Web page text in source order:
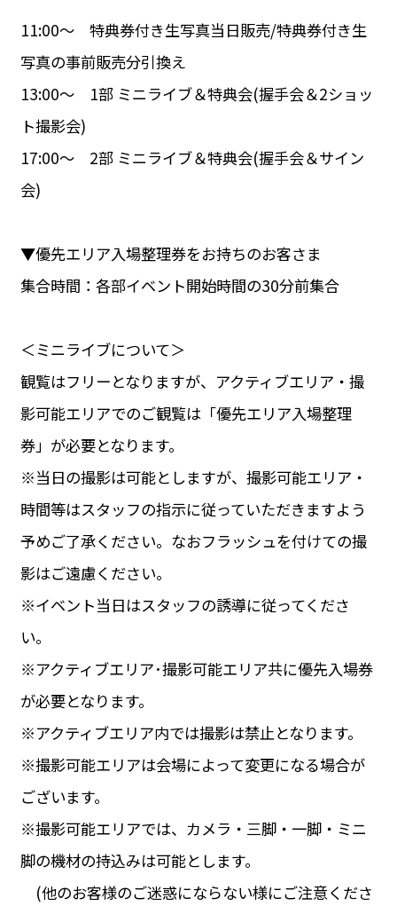
11:00～ 特典券付き生写真当日販売/特典券付き生
写真の事前販売分引換え
13:00～ 1部 ミニライブ＆特典会(握手会＆2ショッ
ト撮影会)
17:00～ 2部 ミニライブ＆特典会(握手会＆サイン
会)
▼優先エリア入場整理券をお持ちのお客さま
集合時間：各部イベント開始時間の30分前集合
＜ミニライブについて＞
観覧はフリーとなりますが、アクティブエリア・撮
影可能エリアでのご観覧は「優先エリア入場整理
券」が必要となります。
※当日の撮影は可能としますが、撮影可能エリア・
時間等はスタッフの指示に従っていただきますよう
予めご了承ください。なおフラッシュを付けての撮
影はご遠慮ください。
※イベント当日はスタッフの誘導に従ってくださ
い。
※アクティブエリア･撮影可能エリア共に優先入場券
が必要となります。
※アクティブエリア内では撮影は禁止となります。
※撮影可能エリアは会場によって変更になる場合が
ございます。
※撮影可能エリアでは、カメラ・三脚・一脚・ミニ
脚の機材の持込みは可能とします。
(他のお客様のご迷惑にならない様にご注意くださ